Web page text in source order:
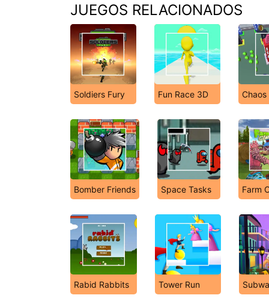
JUEGOS RELACIONADOS
Soldiers Fury Fun Race 3D
Bomber Friends Space Tasks Farm
Rabid Rabbits Tower Run